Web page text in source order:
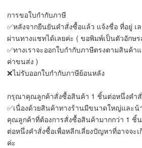
การขอใบกำกับภาษี
✅หลังจากยืนยันคำสั่งซื้อแล้ว แจ้งชื่อ ที่อยู่ เ
ผ่านทางแชทได้เลยค่ะ ( ขอพิมพ์เป็นตัวอักษ
✅ทางเราจะออกใบกำกับภาษีตรงตามสินค้า
ค่าขนส่ง )
❌ไม่รับออกใบกำกับภาษีย้อนหลัง
กรุณาคุณลูกค้าสั่งซื้อสินค้า 1 ชิ้นต่อหนึ่งคำ
✅เนื่องด้วยสินค้าทางร้านมีขนาดใหญ่และ
คุณลูกค้าที่ต้องการสั่งซื้อสินค้ามากกว่า 1 ชิ้
ต่อหนึ่งคำสั่งซื้อเพื่อหลีกเลี่ยงปัญหาที่อาจจะ
ค่ะ